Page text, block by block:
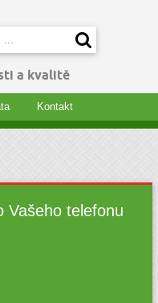
a kvalitě
Kontakt
Vašeho telefonu